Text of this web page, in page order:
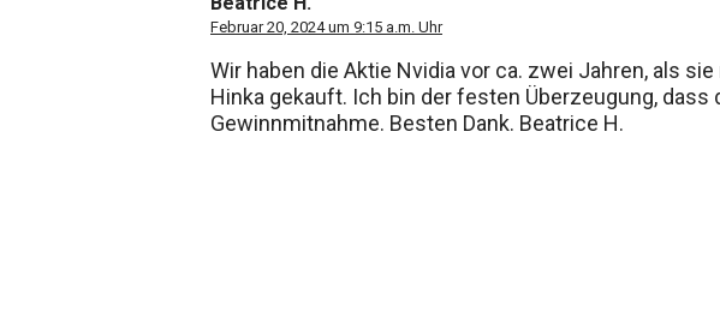
Februar 20, 2024 um 9:15 a.m. Uhr
Wir haben die Aktie Nvidia vor ca. zwei Jahren, als
Hinka gekauft. Ich bin der festen Überzeugung,
Gewinnmitnahme. Besten Dank. Beatrice H.